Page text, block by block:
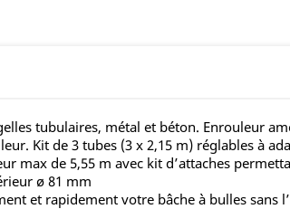
tubulaires, métal et béton. Enrouleur
Kit de 3 tubes (3 x 2,15 m) réglables à
max de 5,55 m avec kit d’attaches
ø 81 mm
et rapidement votre bâche à bulles sans